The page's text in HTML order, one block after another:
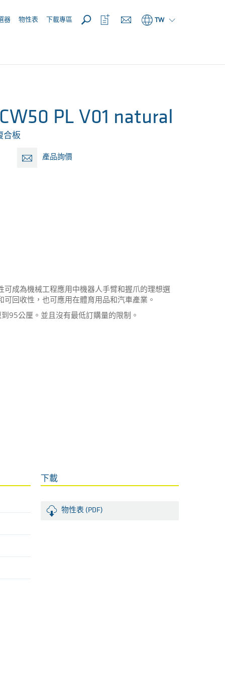
器 物性表 下載專區 TW
開
啟
單
CW50 PL V01 natural
合板
產品詢價
可成為機械工程應用中機器人手臂和握爪的理想選
回收性，也可應用在體育用品和汽車產業。
95公厘。並且沒有最低訂購量的限制。
下載
物性表 (PDF)